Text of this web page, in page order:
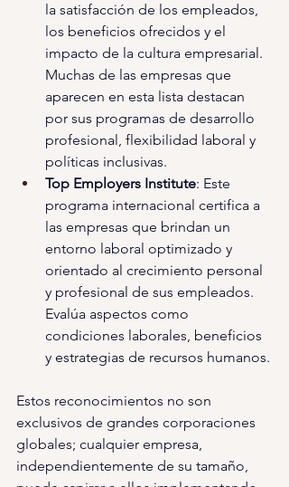
la satisfacción de los empleados,
los beneficios ofrecidos y el
impacto de la cultura empresarial.
Muchas de las empresas que
aparecen en esta lista destacan
por sus programas de desarrollo
profesional, flexibilidad laboral y
políticas inclusivas.
Top Employers Institute: Este
programa internacional certifica a
las empresas que brindan un
entorno laboral optimizado y
orientado al crecimiento personal
y profesional de sus empleados.
Evalúa aspectos como
condiciones laborales, beneficios
y estrategias de recursos humanos.
Estos reconocimientos no son
exclusivos de grandes corporaciones
globales; cualquier empresa,
independientemente de su tamaño,